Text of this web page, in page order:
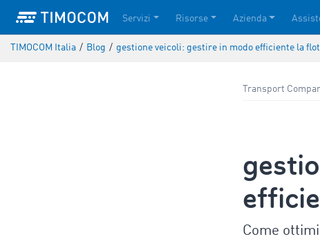
Servizi Risorse Azienda
TIMOCOM Italia / Blog / gestione veicoli: gestire in modo efficiente la
Transport
Come